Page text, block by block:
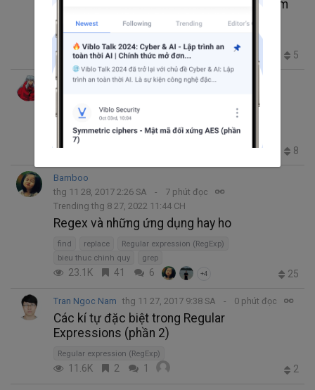
Sử dụng grep và biểu thức chính quy để tìm
kiếm text
text pattern
5.1K 1 0 5
Phanbt thg 11 28, 2017 3:14 SA 14 phút đọc
Regular Expressions: RegEx không hề khó
như những gì bạn thấy (I)
Regular expression (RegExp)
8
Bamboo
thg 11 28, 2017 2:26 SA
7 phút đọc
Trending thg 8 27, 2022 11:44 CH
Regex và những ứng dụng hay ho
find replace
Regular expression (RegExp)
bieu thuc chinh quy
grep
23.1K 41 6 +4 25
Tran Ngoc Nam thg 11 27, 2017 9:38 SA 0 phút đọc
Các kí tự đặc biệt trong Regular
Expressions (phần 2)
Regular expression (RegExp)
11.6K 2 1 2